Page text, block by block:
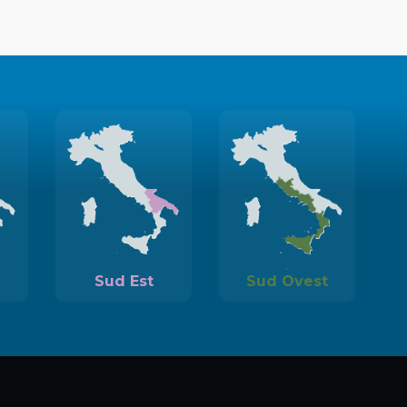
Sud Est Sud Ovest